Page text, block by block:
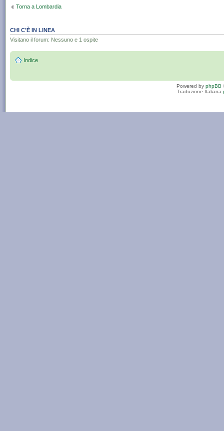
Torna a Lombardia
CHI C’È IN LINEA
Visitano il forum: Nessuno e 1 ospite
Indice
Powered by phpBB
Traduzione Italiana